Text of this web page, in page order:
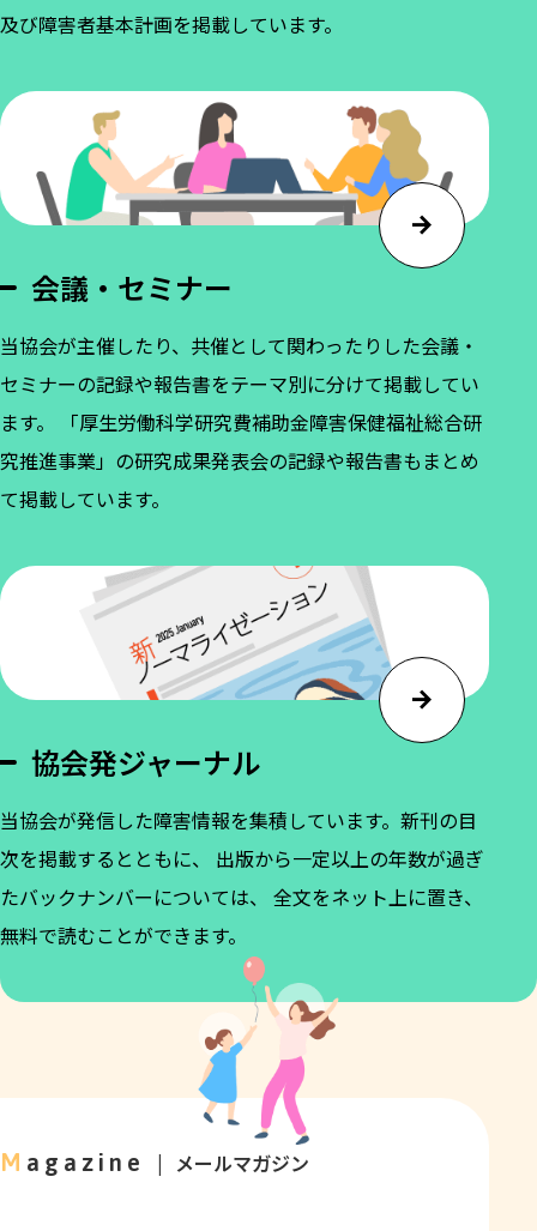
及び障害者基本計画を掲載しています。
会議・セミナー
当協会が主催したり、共催として関わったりした会議・
セミナーの記録や報告書をテーマ別に分けて掲載してい
ます。 「厚生労働科学研究費補助金障害保健福祉総合研
究推進事業」の研究成果発表会の記録や報告書もまとめ
て掲載しています。
協会発ジャーナル
当協会が発信した障害情報を集積しています。新刊の目
次を掲載するとともに、 出版から一定以上の年数が過ぎ
たバックナンバーについては、 全文をネット上に置き、
無料で読むことができます。
Magazine メールマガジン